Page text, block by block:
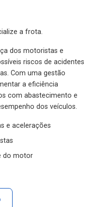
a frota.
dos motoristas e
riscos de acidentes
Com uma gestão
a eficiência
com abastecimento e
dos veículos.
e acelerações
do motor